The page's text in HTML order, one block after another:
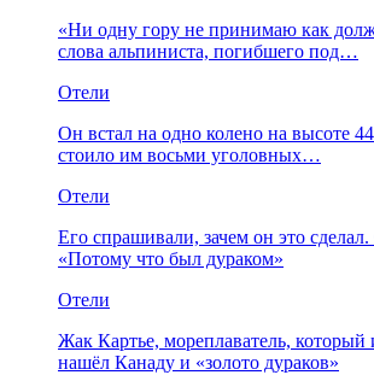
«Ни одну гору не принимаю как
слова альпиниста, погибшего под…
Отели
Он встал на одно колено на высоте
стоило им восьми уголовных…
Отели
Его спрашивали, зачем он это
«Потому что был дураком»
Отели
Жак Картье, мореплаватель, который
нашёл Канаду и «золото дураков»